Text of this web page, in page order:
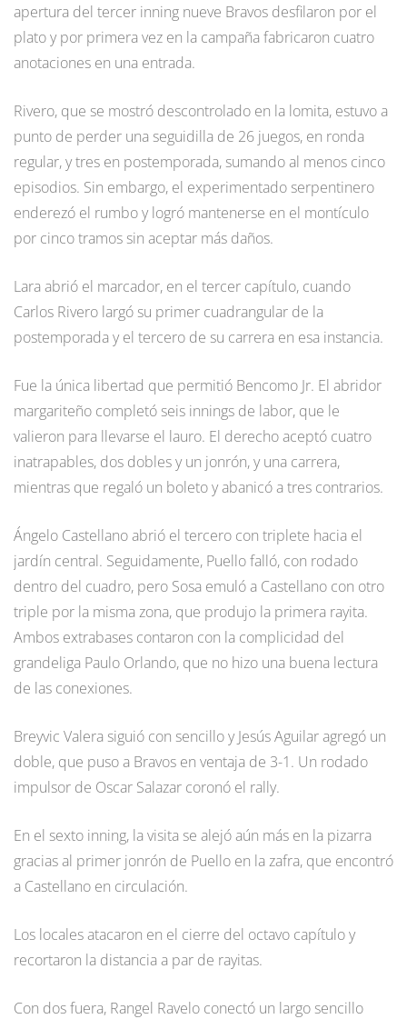
apertura del tercer inning nueve Bravos desfilaron por el
plato y por primera vez en la campaña fabricaron cuatro
anotaciones en una entrada.
Rivero, que se mostró descontrolado en la lomita, estuvo a
punto de perder una seguidilla de 26 juegos, en ronda
regular, y tres en postemporada, sumando al menos cinco
episodios. Sin embargo, el experimentado serpentinero
enderezó el rumbo y logró mantenerse en el montículo
por cinco tramos sin aceptar más daños.
Lara abrió el marcador, en el tercer capítulo, cuando
Carlos Rivero largó su primer cuadrangular de la
postemporada y el tercero de su carrera en esa instancia.
Fue la única libertad que permitió Bencomo Jr. El abridor
margariteño completó seis innings de labor, que le
valieron para llevarse el lauro. El derecho aceptó cuatro
inatrapables, dos dobles y un jonrón, y una carrera,
mientras que regaló un boleto y abanicó a tres contrarios.
Ángelo Castellano abrió el tercero con triplete hacia el
jardín central. Seguidamente, Puello falló, con rodado
dentro del cuadro, pero Sosa emuló a Castellano con otro
triple por la misma zona, que produjo la primera rayita.
Ambos extrabases contaron con la complicidad del
grandeliga Paulo Orlando, que no hizo una buena lectura
de las conexiones.
Breyvic Valera siguió con sencillo y Jesús Aguilar agregó un
doble, que puso a Bravos en ventaja de 3-1. Un rodado
impulsor de Oscar Salazar coronó el rally.
En el sexto inning, la visita se alejó aún más en la pizarra
gracias al primer jonrón de Puello en la zafra, que encontró
a Castellano en circulación.
Los locales atacaron en el cierre del octavo capítulo y
recortaron la distancia a par de rayitas.
Con dos fuera, Rangel Ravelo conectó un largo sencillo